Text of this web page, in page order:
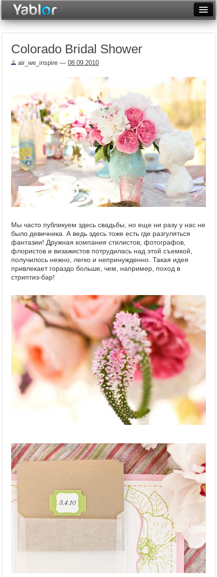
Неделя
Месяц
Архив
Фототоп
Видеотоп
Colorado Bridal Shower
air_we_inspire — 08.09.2010
Мы часто публикуем здесь свадьбы, но еще ни разу у нас не
было девичника. А ведь здесь тоже есть где разгуляться
фантазии! Дружная компания стилистов, фотографов,
флористов и визажистов потрудилась над этой съемкой,
получилось нежно, легко и непринужденно. Такая идея
привлекает гораздо больше, чем, например, поход в
стриптиз-бар!